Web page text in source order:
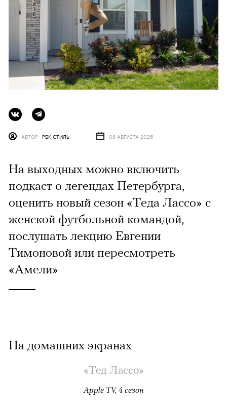
АВТОР РБК СТИЛЬ 08 АВГУСТА 2026
На выходных можно включить
подкаст о легендах Петербурга,
оценить новый сезон «Теда Лассо» с
женской футбольной командой,
послушать лекцию Евгении
Тимоновой или пересмотреть
«Амели»
На домашних экранах
«Тед Лассо»
Apple TV, 4 сезон